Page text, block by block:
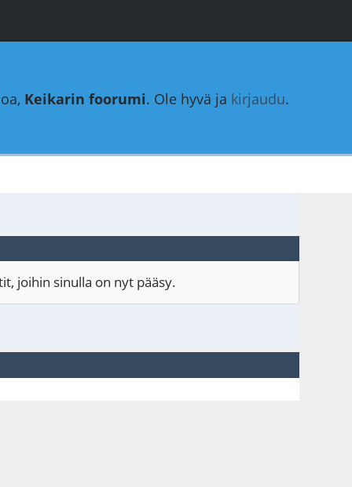
Keikarin foorumi. Ole hyvä ja kirjaudu.
joihin sinulla on nyt pääsy.